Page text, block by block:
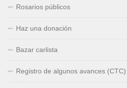
Rosarios públicos
Haz una donación
Bazar carlista
Registro de algunos avances (CTC)